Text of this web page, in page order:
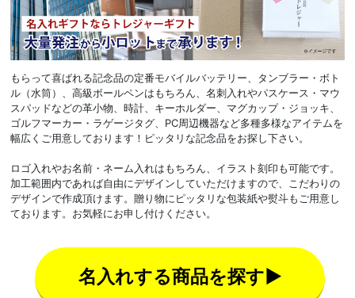
もらって喜ばれる記念品の定番モバイルバッテリー、タンブラー・ボト
ル（水筒）、高級ボールペンはもちろん、名刺入れやパスケース・マウ
スパッドなどの革小物、時計、キーホルダー、マグカップ・ジョッキ、
ゴルフマーカー・ラゲージタグ、PC周辺機器など多種多様なアイテムを
幅広くご用意しております！ピッタリな記念品をお探し下さい。
ロゴ入れやお名前・ネーム入れはもちろん、イラスト刻印も可能です。
加工範囲内であれば自由にデザインしていただけますので、こだわりの
デザインで作成頂けます。贈り物にピッタリな包装紙や熨斗もご用意し
ております。お気軽にお申し付けください。
名入れする商品を探す▶